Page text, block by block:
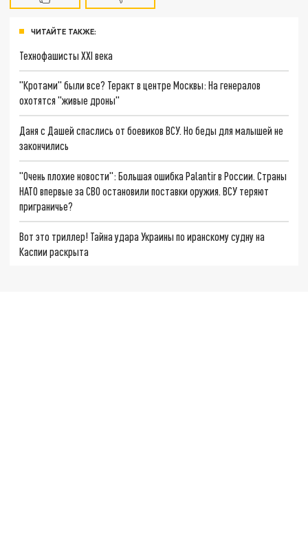
ЧИТАЙТЕ ТАКЖЕ:
Технофашисты XXI века
"Кротами" были все? Теракт в центре Москвы: На генералов
охотятся "живые дроны"
Даня с Дашей спаслись от боевиков ВСУ. Но беды для малышей не
закончились
"Очень плохие новости": Большая ошибка Palantir в России. Страны
НАТО впервые за СВО остановили поставки оружия. ВСУ теряют
приграничье?
Вот это триллер! Тайна удара Украины по иранскому судну на
Каспии раскрыта